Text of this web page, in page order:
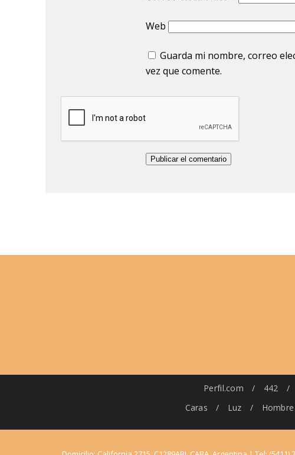
Web
Guarda mi nombre, correo
vez que comente.
Perfil.com / 442 /
Caras
/ Luz / Hombre